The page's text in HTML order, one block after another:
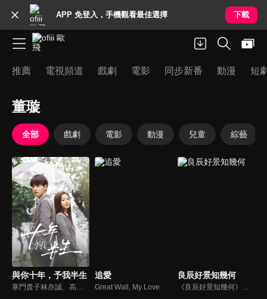
APP 免登入，手機觀看最佳選擇 下載
推薦 電視頻道 戲劇 電影 同步新番 動漫 短
董璇
全部 戲劇 電影 動漫 兒童 綜藝
與你十年，予我半生
寒門貴子林亦誠、高智商美女王燃、最後的「古惑仔」陳濤、「海王」闊少李哲凱、乖乖女劉珂五個成長背景以及性格截然不同的年輕人，從相知相識到隔閡分裂，再到重塑如初，直面情感痛點與生活困境。十年間，在歲月的巨浪裡浮沉磨礪，串聯起最動人閃耀的青春模樣。
追愛
Great Wall, My Love
良辰好景知幾何
《良辰好景知幾何》陸劇線上看。軍閥割據時期，才女林杭景（陳都靈）父親被害入獄，在父親安排下投奔北方蕭家。初次見面蕭家三少蕭北辰（竇驍）就被她吸引，剛想和林杭景求婚就意外得知她喜歡的人是牧子正。但為了救父親，林杭景還是嫁給蕭北辰，婚後卻因一場意外致兩人分離，多年後重逢…